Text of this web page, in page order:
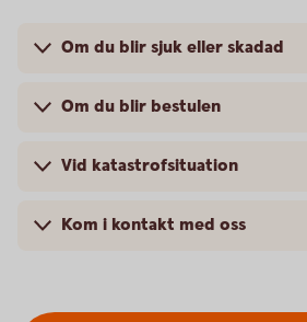
Om du blir sjuk eller skadad
Om du blir bestulen
Vid katastrofsituation
Kom i kontakt med oss